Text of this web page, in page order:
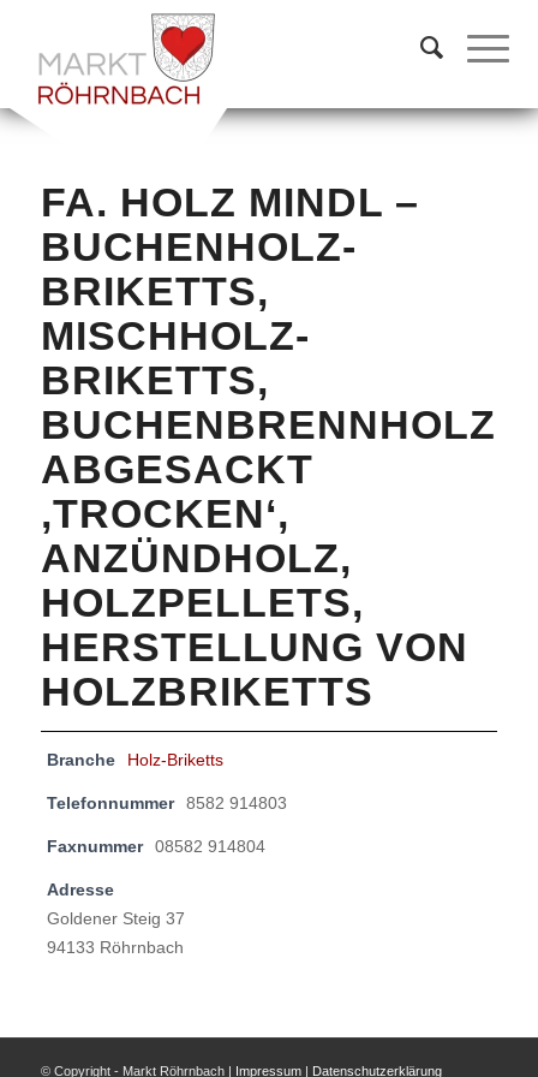
FA. HOLZ MINDL –
BUCHENHOLZ-
BRIKETTS,
MISCHHOLZ-
BRIKETTS,
BUCHENBRENNHOLZ
ABGESACKT
‚TROCKEN‘,
ANZÜNDHOLZ,
HOLZPELLETS,
HERSTELLUNG VON
HOLZBRIKETTS
Branche Holz-Briketts
Telefonnummer 8582 914803
Faxnummer 08582 914804
Adresse
Goldener Steig 37
94133 Röhrnbach
© Copyright - Markt Röhrnbach | Impressum| Datenschutzerklärung